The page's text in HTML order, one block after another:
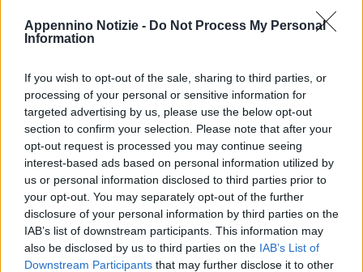
Appennino Notizie - Do Not Process My Personal
Information
If you wish to opt-out of the sale, sharing to third parties, or
processing of your personal or sensitive information for
targeted advertising by us, please use the below opt-out
section to confirm your selection. Please note that after your
opt-out request is processed you may continue seeing
interest-based ads based on personal information utilized by
us or personal information disclosed to third parties prior to
your opt-out. You may separately opt-out of the further
disclosure of your personal information by third parties on the
IAB’s list of downstream participants. This information may
also be disclosed by us to third parties on the IAB’s List of
Downstream Participants that may further disclose it to other
____________
Questa notte i carabinieri di Mirandola hanno arrestato un
minorenne di origine albanese, già conosciuto alle forze
dell’ordine, responsabile del reato di evasione. I militari hanno
infatti accertato che il ragazzo si era allontanato senza
autorizzazione dal luogo di residenza, dove era sottoposto alla
misura della detenzione domiciliare applicata nei suoi confronti
dall’ufficio esecuzioni penali di Modena, dovendo egli espiare la
pena di quasi 14 mesi di reclusione per i reati di spaccio e